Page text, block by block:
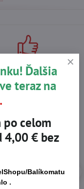
výrobky
Výhodné ceny
Ďalšia
teraz na
celom
4,00 € bez
Balíkomatu
.